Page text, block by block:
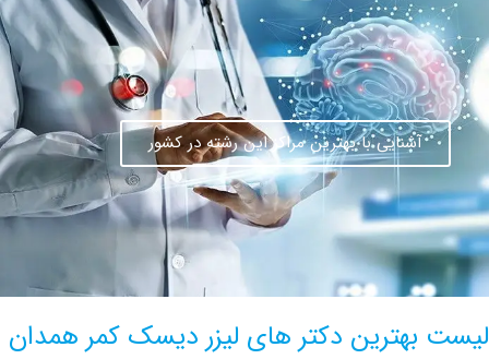
آشنایی با بهترین مراکز این رشته در کشور
دکتر های لیزر دیسک کمر همدان